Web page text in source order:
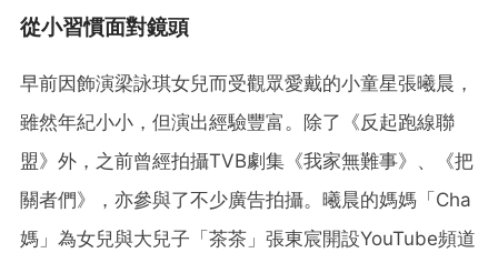
從小習慣面對鏡頭
早前因飾演梁詠琪女兒而受觀眾愛戴的小童星張曦晨，
雖然年紀小小，但演出經驗豐富。除了《反起跑線聯
盟》外，之前曾經拍攝TVB劇集《我家無難事》、《把
關者們》，亦參與了不少廣告拍攝。曦晨的媽媽「Cha
媽」為女兒與大兒子「茶茶」張東宸開設YouTube頻道